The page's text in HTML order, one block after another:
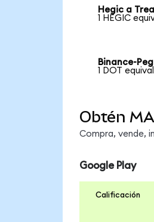
Hegic a
1 HEGIC
Binance-
1 DOT
Obtén
Compra, vende,
Google Play
Calificación